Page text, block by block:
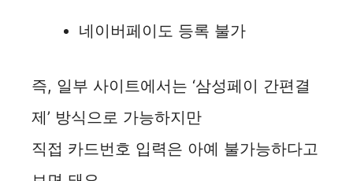
네이버페이도 등록 불가
즉, 일부 사이트에서는 ‘삼성페이 간편결
제’ 방식으로 가능하지만
직접 카드번호 입력은 아예 불가능하다고